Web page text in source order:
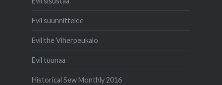
Evil suunnittelee
Evil the Viherpeukalo
Evil tuunaa
Historical Sew Monthly 2016